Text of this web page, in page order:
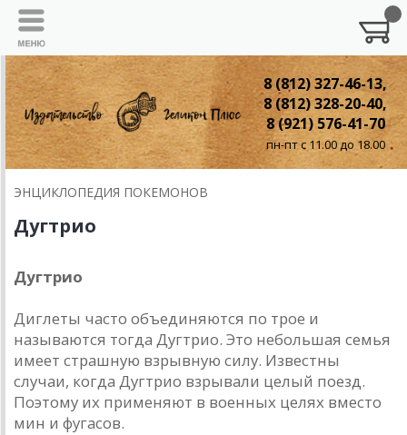
8 (812) 327-46-13,
8 (812) 328-20-40,
8 (921) 576-41-70
пн-пт с 11.00 до 18.00
ЭНЦИКЛОПЕДИЯ ПОКЕМОНОВ
Дугтрио
Дугтрио
Диглеты часто объединяются по трое и
называются тогда Дугтрио. Это небольшая семья
имеет страшную взрывную силу. Известны
случаи, когда Дугтрио взрывали целый поезд.
Поэтому их применяют в военных целях вместо
мин и фугасов.